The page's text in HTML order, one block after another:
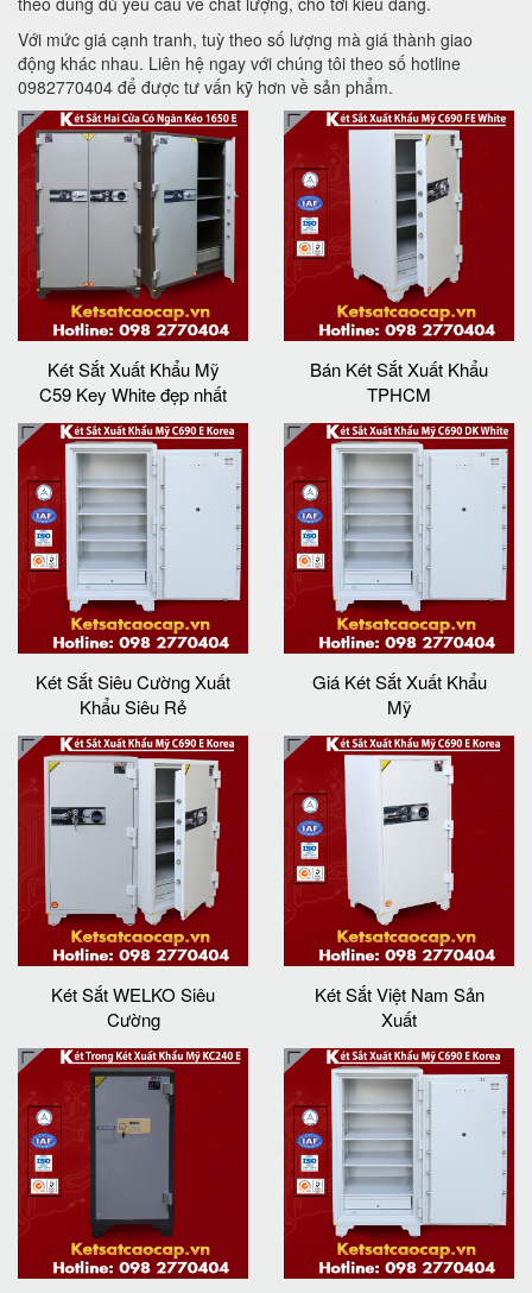
Với mức giá cạnh tranh, tuỳ theo số lượng mà giá thành giao
động khác nhau. Liên hệ ngay với chúng tôi theo số hotline
0982770404 để được tư vấn kỹ hơn về sản phẩm.
Két Sắt Xuất Khẩu Mỹ
C59 Key White đẹp nhất
Bán Két Sắt Xuất Khẩu
TPHCM
Két Sắt Siêu Cường Xuất
Khẩu Siêu Rẻ
Giá Két Sắt Xuất Khẩu
Mỹ
Két Sắt WELKO Siêu
Cường
Két Sắt Việt Nam Sản
Xuất